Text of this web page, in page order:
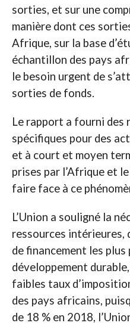
sorties, et sur une
manière dont ces
Afrique, sur la base
échantillon des pays
le besoin urgent de
sorties de fonds.
Le rapport a fourni des
spécifiques pour des
et à court et moyen
prises par l’Afrique et
faire face à ce
L’Union a souligné la
ressources intérieures,
de financement les
développement
faibles taux
des pays africains,
de 18 % en 2018,